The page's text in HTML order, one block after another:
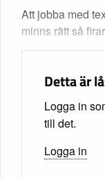
Att jobba med
minns rätt så
Detta är
Logga in
till det.
Logga in